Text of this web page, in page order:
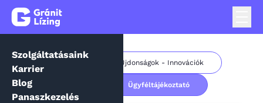
Szolgáltatásaink
Karrier
Blog
Panaszkezelés
Újdonságok - Innovációk
Ügyféltájékoztató